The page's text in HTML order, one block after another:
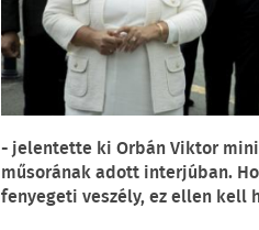
- jelentette ki Orbán Viktor
műsorának adott interjúban.
fenyegeti veszély, ez ellen kell